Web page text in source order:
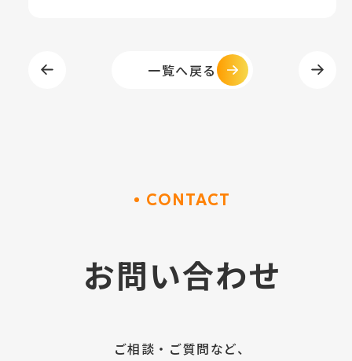
一覧へ戻る
CONTACT
お問い合わせ
ご相談・ご質問など、